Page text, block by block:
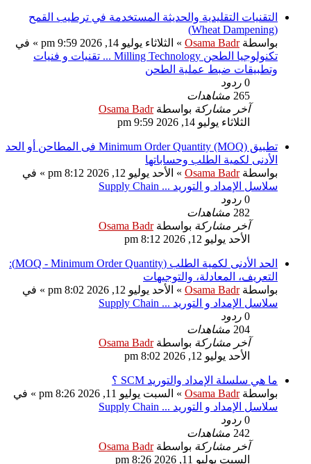
التقنيات التقليدية والحديثة المستخدمة في ترطيب القمح
(Wheat Dampening)
بواسطةOsama Badr
» الثلاثاء يوليو 14, 2026 9:59 pm
» في
تكنولوجيا الطحن Milling Technology ... تقنيات و فنيات
وتطبيقات ضبط عملية الطحن
0 ردود
265 مشاهدات
آخر مشاركة بواسطةOsama Badr
الثلاثاء يوليو 14, 2026 9:59 pm
تطبيق Minimum Order Quantity (MOQ) فى المطاحن أو الحد
الأدنى لكمية الطلب وحساباتها
بواسطةOsama Badr
» الأحد يوليو 12, 2026 8:12 pm
» في
سلاسل الإمداد و التوريد ... Supply Chain
0 ردود
282 مشاهدات
آخر مشاركة بواسطةOsama Badr
الأحد يوليو 12, 2026 8:12 pm
الحد الأدنى لكمية الطلب (MOQ - Minimum Order Quantity):
التعريف، المعادلة، والتوجيهات
بواسطةOsama Badr
» الأحد يوليو 12, 2026 8:02 pm
» في
سلاسل الإمداد و التوريد ... Supply Chain
0 ردود
204 مشاهدات
آخر مشاركة بواسطةOsama Badr
الأحد يوليو 12, 2026 8:02 pm
ما هي سلسلة الإمداد والتوريد SCM ؟
بواسطةOsama Badr
» السبت يوليو 11, 2026 8:26 pm
» في
سلاسل الإمداد و التوريد ... Supply Chain
0 ردود
242 مشاهدات
آخر مشاركة بواسطةOsama Badr
السبت يوليو 11, 2026 8:26 pm